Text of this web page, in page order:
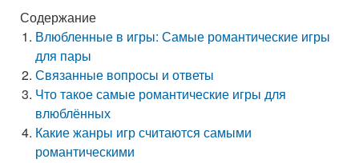
Содержание
Влюбленные в игры: Самые романтические игры
для пары
Связанные вопросы и ответы
Что такое самые романтические игры для
влюблённых
Какие жанры игр считаются самыми
романтическими